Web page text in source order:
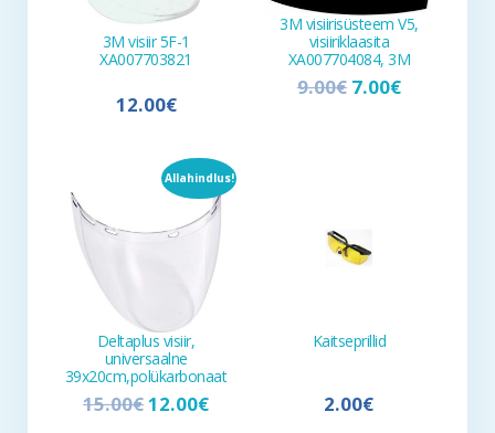
3M visiir 5F-1
XA007703821
12.00€
3M visiirisüsteem V5,
visiiriklaasita
XA007704084, 3M
9.00€ 7.00€
Allahindlus!
Deltaplus visiir,
universaalne
39x20cm,polükarbonaat
15.00€12.00€
Kaitseprillid
2.00€